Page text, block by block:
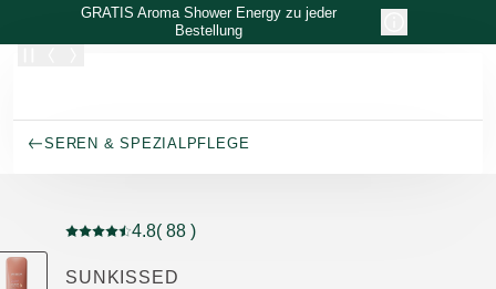
Zum Hauptinhalt wechseln
GRATIS Aroma Shower Energy zu jeder
Bestellung
SEREN & SPEZIALPFLEGE
Aktuelle Bewertung: 4.8 von 5 Sternen bewertet von
4.8( 88 )
SUNKISSED